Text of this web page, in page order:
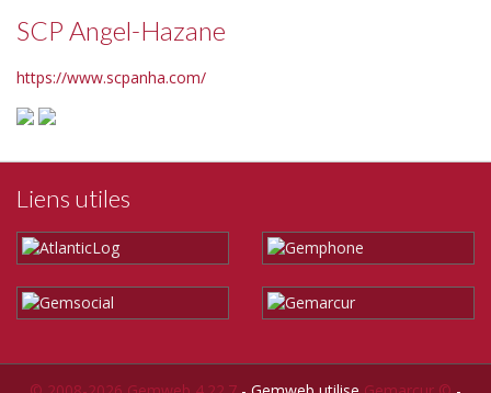
SCP Angel-Hazane
https://www.scpanha.com/
Liens utiles